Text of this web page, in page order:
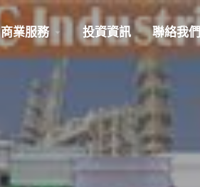
商業服務 投資資訊 聯絡我們